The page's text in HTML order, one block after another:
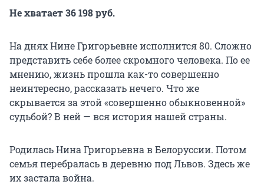
Не хватает 36 198 руб.
На днях Нине Григорьевне исполнится 80. Сложно
представить себе более скромного человека. По ее
мнению, жизнь прошла как-то совершенно
неинтересно, рассказать нечего. Что же
скрывается за этой «совершенно обыкновенной»
судьбой? В ней — вся история нашей страны.
Родилась Нина Григорьевна в Белоруссии. Потом
семья перебралась в деревню под Львов. Здесь же
их застала война.